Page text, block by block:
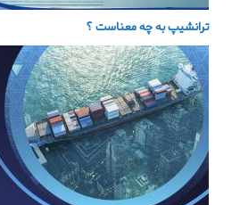
ترانشیپ به چه معناست ؟